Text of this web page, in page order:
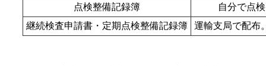
点検整備記録簿
自分で点
継続検査申請書・定期点検整備記録簿
運輸支局で配布